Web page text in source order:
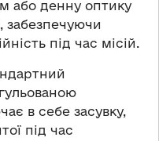
або денну оптику
забезпечуючи
під час місій.
в себе засувку,
під час